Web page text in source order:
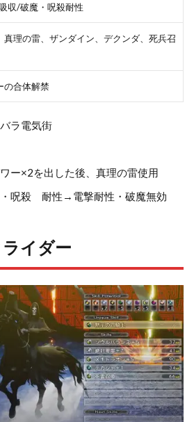
収/破魔・呪殺耐性
真理の雷、ザンダイン、デクンダ、死兵召
の合体解禁
ラ電気街
ー×2を出した後、真理の雷使用
呪殺 耐性→電撃耐性・破魔無効
イダー